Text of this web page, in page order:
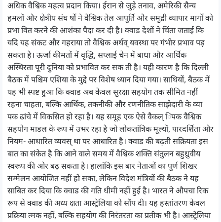
अधिक वैश्विक महत्व प्रदान किया। ईरान से जुड़े तनाव, अमेरिकी सैन्य
हमलों और क्षेत्रीय संघ र्षों ने वैश्विक तेल आपूर्ति और समुद्री व्यापार मार्गों को
प्रभा वित करने की आशंका पैदा कर दी है। क्वाड देशों ने चिंता जताई कि
यदि यह संकट और गहराया तो वैश्विक अर्थव् यवस्था पर गंभीर प्रभाव पड़
सकता है। ऊर्जा कीमतों में वृद्धि, सप्लाई चेन में बाधा और आर्थिक
अस्थिरता पूरी दुनिया को प्रभावित कर सक ती है। यही कारण है कि दिल्ली
बैठक में पश्चिम एशिया के मुद्दे पर विशेष ध्यान दिया गया। साथियों, बैठक में
यह भी स्पष्ट हुआ कि क्वाड अब केवल सुरक्षा सहयोग तक सीमित नहीं
रहना चाहता, बल्कि आर्थिक, तकनीकी और रणनीतिक साझेदारी के व्या
पक ढांचे में विकसित हो रहा है। यह समूह एक ऐसे वैकल् िपक वैश्विक
सहयोग माडल के रूप में उभर रहा है जो लोकतांत्रिक मूल्यों, पारदर्शिता और
नियम- आधारित व्यवस् था पर आधारित है। क्वाड की बढ़ती सक्रियता इस
बात का संकेत है कि आने वाले समय में वैश्विक शक्ति संतुलन बहुध्रुवीय
स्वरूप की ओर बढ़ सकता है। हालांकि इस बार नेताओं का पूर्ण शिखर
सम्मेलन आयोजित नहीं हो सका, लेकिन विदेश मंत्रियों की बैठक ने यह
साबित कर दिया कि क्वाड की गति धीमी नहीं हुई है। भारत ने औपचा रिक
रूप से क्वाड की अध्य क्षता आस्ट्रेलिया को सौंप दी। यह हस्तांतरण केवल
प्रक्रिया त्मक नहीं, बल्कि सहयोग की निरंतरता का प्रतीक भी है। आस्ट्रेलिया